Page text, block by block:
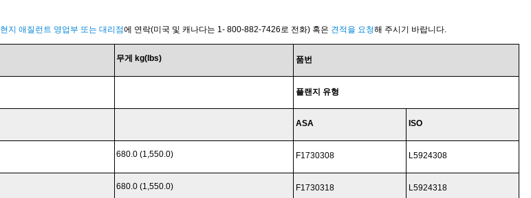
현지 애질런트 영업부 또는 대리점에 연락(미국 및 캐나다는 1- 800-882-7426로 전화) 혹은 견적을 요청해 주시기 바랍니다.
무게 kg(lbs) 품번
플랜지 유형
ASA ISO
680.0 (1,550.0) F1730308 L5924308
680.0 (1,550.0) F1730318 L5924318